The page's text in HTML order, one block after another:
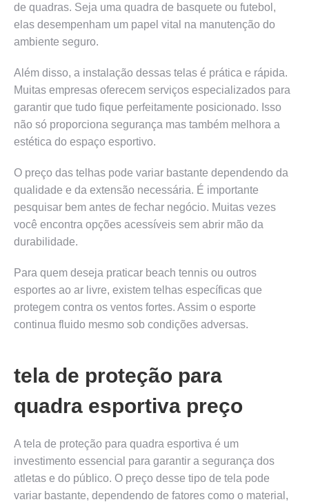
de quadras. Seja uma quadra de basquete ou futebol,
elas desempenham um papel vital na manutenção do
ambiente seguro.
Além disso, a instalação dessas telas é prática e rápida.
Muitas empresas oferecem serviços especializados para
garantir que tudo fique perfeitamente posicionado. Isso
não só proporciona segurança mas também melhora a
estética do espaço esportivo.
O preço das telhas pode variar bastante dependendo da
qualidade e da extensão necessária. É importante
pesquisar bem antes de fechar negócio. Muitas vezes
você encontra opções acessíveis sem abrir mão da
durabilidade.
Para quem deseja praticar beach tennis ou outros
esportes ao ar livre, existem telhas específicas que
protegem contra os ventos fortes. Assim o esporte
continua fluido mesmo sob condições adversas.
tela de proteção para
quadra esportiva preço
A tela de proteção para quadra esportiva é um
investimento essencial para garantir a segurança dos
atletas e do público. O preço desse tipo de tela pode
variar bastante, dependendo de fatores como o material,